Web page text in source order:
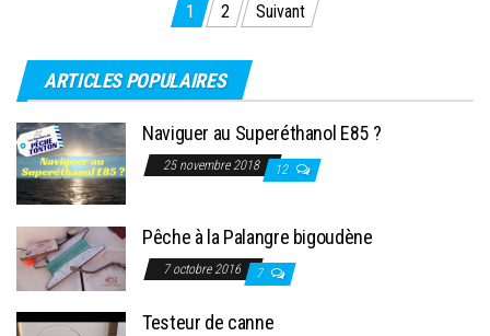
des
publications
1 2 Suivant
ARTICLES POPULAIRES
Naviguer au Superéthanol E85 ?
25 novembre 2018 12
Pêche à la Palangre bigoudène
7 octobre 2016 7
Testeur de canne